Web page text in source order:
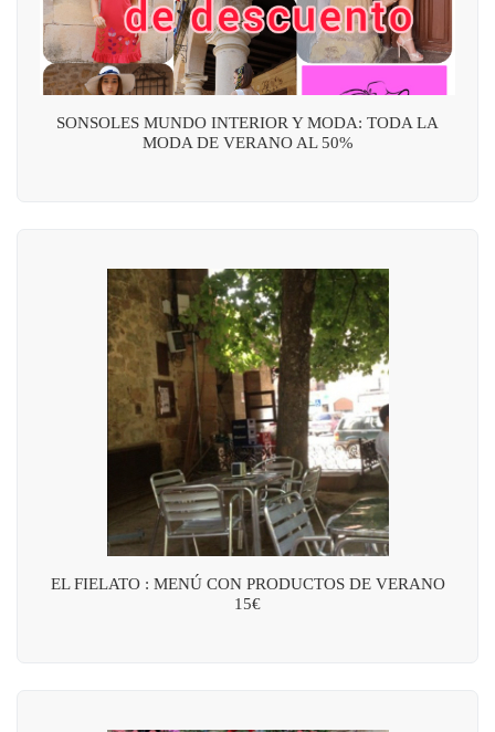
SONSOLES MUNDO INTERIOR Y MODA: TODA LA
MODA DE VERANO AL 50%
EL FIELATO : MENÚ CON PRODUCTOS DE VERANO
15€